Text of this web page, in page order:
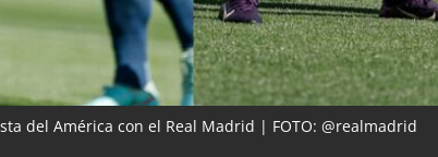
del América con el Real Madrid | FOTO: @realmadrid